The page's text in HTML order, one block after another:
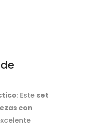
: Este set
con